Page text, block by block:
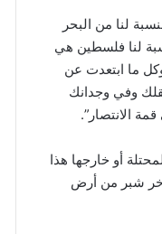
لنا من البحر
لنا فلسطين هي
ما ابتعدت عن
وفي وجدانك
الانتصار”.
أو خارجها هذا
آخر شبر من أرض